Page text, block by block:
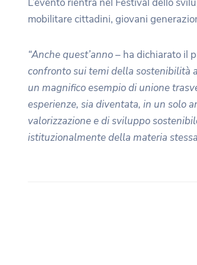
L’evento rientra nel Festival dello
mobilitare cittadini, giovani
“Anche quest’anno– ha dichiarato il
confronto sui temi della sostenibilità
un magnifico esempio di unione
esperienze, sia diventata, in un solo
valorizzazione e di sviluppo
istituzionalmente della materia